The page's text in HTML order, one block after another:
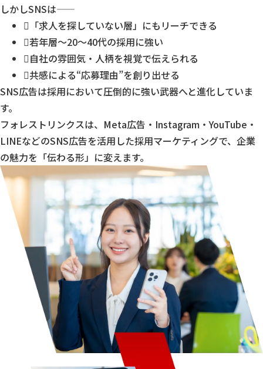
しかしSNSは――
「求人を探していない層」にもリーチできる
若年層〜20〜40代の採用に強い
自社の雰囲気・人柄を視覚で伝えられる
共感による“応募理由”を創り出せる
SNS広告は採用において圧倒的に強い武器へと進化していま
す。
フォレストリンクスは、Meta広告・Instagram・YouTube・
LINEなどのSNS広告を活用した採用マーケティングで、企業
の魅力を「伝わる形」に変えます。